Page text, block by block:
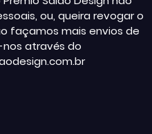
ou, queira revogar o
façamos mais envios de
através do